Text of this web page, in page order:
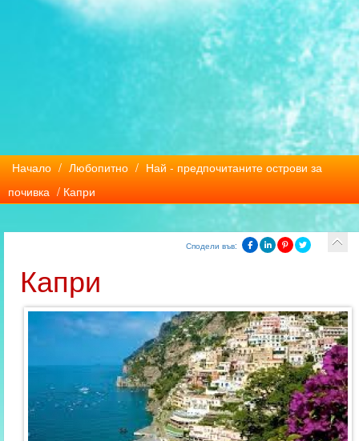
Начало / Любопитно / Най - предпочитаните острови за
почивка / Капри
Сподели във:
Капри